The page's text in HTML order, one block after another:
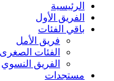
الرئيسية
الفريق الأول
باقي الفئات
فريق الأمل
الفئات الصغرى
الفريق النسوي
مستجدات